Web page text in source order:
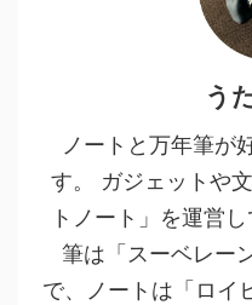
う
ノートと万年筆が
す。 ガジェットや
トノート」を運営
筆は「スーベレー
で、ノートは「ロイ